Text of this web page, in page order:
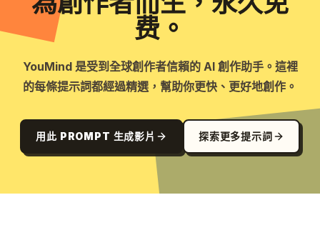
费。
YouMind 是受到全球創作者信賴的 AI 創作助手。這裡
的每條提示詞都經過精選，幫助你更快、更好地創作。
用此 PROMPT 生成影片 探索更多提示詞